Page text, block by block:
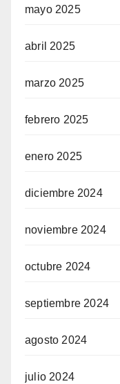
mayo 2025
abril 2025
marzo 2025
febrero 2025
enero 2025
diciembre 2024
noviembre 2024
octubre 2024
septiembre 2024
agosto 2024
julio 2024